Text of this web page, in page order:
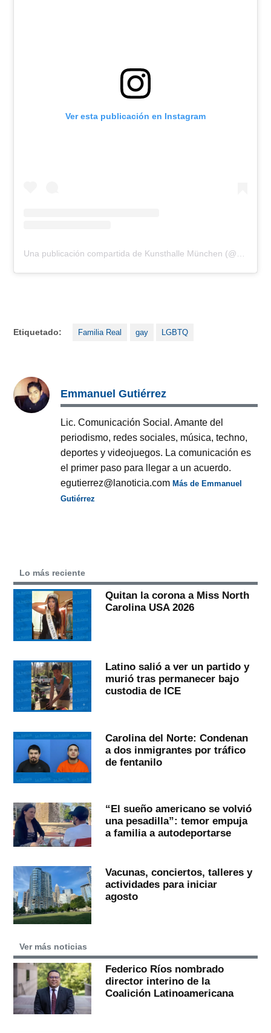
Ver esta publicación en Instagram
Etiquetado: Familia Real gay LGBTQ
Emmanuel Gutiérrez
Lic. Comunicación Social. Amante del
periodismo, redes sociales, música, techno,
deportes y videojuegos. La comunicación es
el primer paso para llegar a un acuerdo.
egutierrez@lanoticia.comMás de Emmanuel
Gutiérrez
Lo más reciente
Quitan la corona a Miss North
Carolina USA 2026
Latino salió a ver un partido y
murió tras permanecer bajo
custodia de ICE
Carolina del Norte: Condenan
a dos inmigrantes por tráfico
de fentanilo
“El sueño americano se volvió
una pesadilla”: temor empuja
a familia a autodeportarse
Vacunas, conciertos, talleres y
actividades para iniciar
agosto
Ver más noticias
Federico Ríos nombrado
director interino de la
Coalición Latinoamericana